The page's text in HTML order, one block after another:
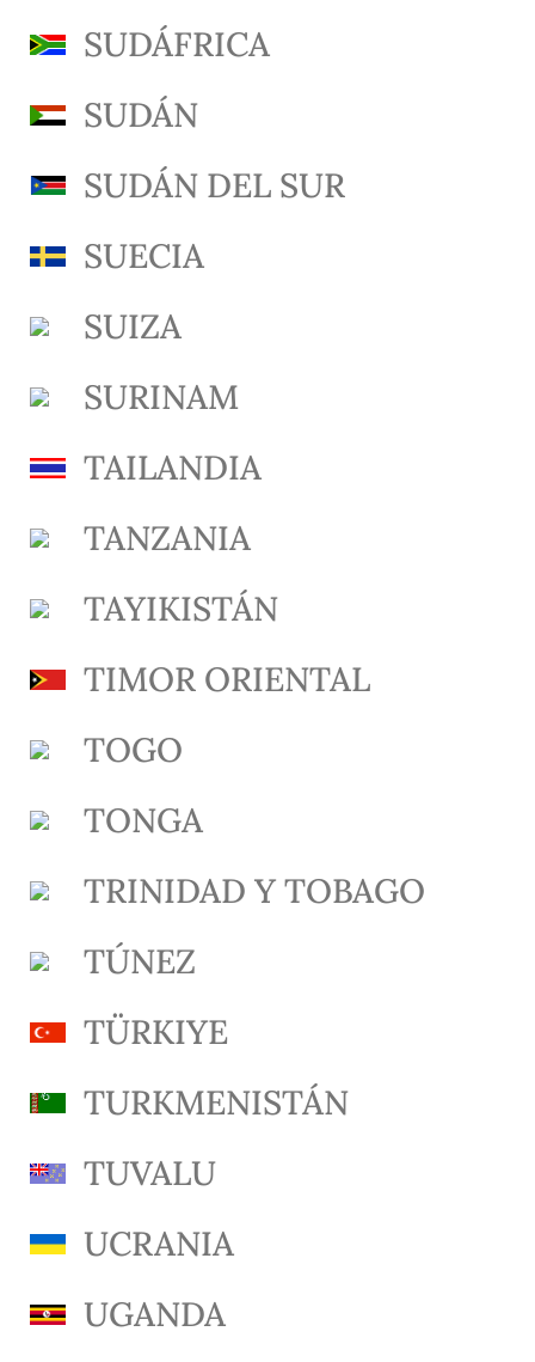
SUDÁFRICA
SUDÁN
SUDÁN DEL SUR
SUECIA
SUIZA
SURINAM
TAILANDIA
TANZANIA
TAYIKISTÁN
TIMOR ORIENTAL
TOGO
TONGA
TRINIDAD Y TOBAGO
TÚNEZ
TÜRKIYE
TURKMENISTÁN
TUVALU
UCRANIA
UGANDA